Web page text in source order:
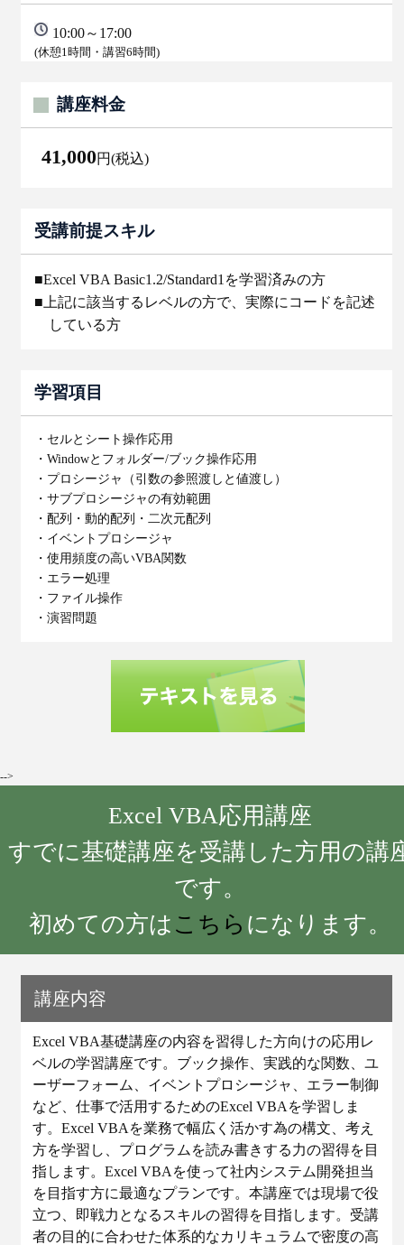
10:00～17:00
(休憩1時間・講習6時間)
講座料金
41,000円(税込)
受講前提スキル
■Excel VBA Basic1.2/Standard1を学習済みの方
■上記に該当するレベルの方で、実際にコードを記述
している方
学習項目
・セルとシート操作応用
・Windowとフォルダー/ブック操作応用
・プロシージャ（引数の参照渡しと値渡し）
・サブプロシージャの有効範囲
・配列・動的配列・二次元配列
・イベントプロシージャ
・使用頻度の高いVBA関数
・エラー処理
・ファイル操作
・演習問題
-->
Excel VBA応用講座
すでに基礎講座を受講した方用の講
です。
初めての方は こちら になります。
講座内容
Excel VBA基礎講座の内容を習得した方向けの応用レ
ベルの学習講座です。ブック操作、実践的な関数、ユ
ーザーフォーム、イベントプロシージャ、エラー制御
など、仕事で活用するためのExcel VBAを学習しま
す。Excel VBAを業務で幅広く活かす為の構文、考え
方を学習し、プログラムを読み書きする力の習得を目
指します。Excel VBAを使って社内システム開発担当
を目指す方に最適なプランです。本講座では現場で役
立つ、即戦力となるスキルの習得を目指します。受講
者の目的に合わせた体系的なカリキュラムで密度の高